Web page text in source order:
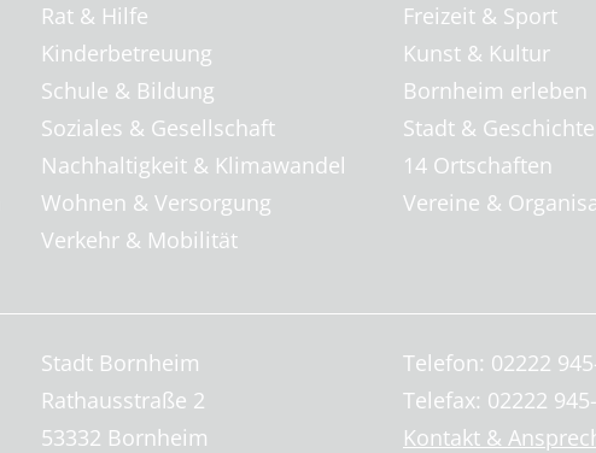
Rat & Hilfe
Kinderbetreuung
Schule & Bildung
Soziales & Gesellschaft
Nachhaltigkeit & Klimawandel
Wohnen & Versorgung
Verkehr & Mobilität
Freizeit & Sport
Kunst & Kultur
Bornheim erleben
Stadt & Geschichte
14 Ortschaften
Vereine &
Stadt Bornheim
Rathausstraße 2
53332 Bornheim
Telefon: 02222
Telefax: 02222
Kontakt &